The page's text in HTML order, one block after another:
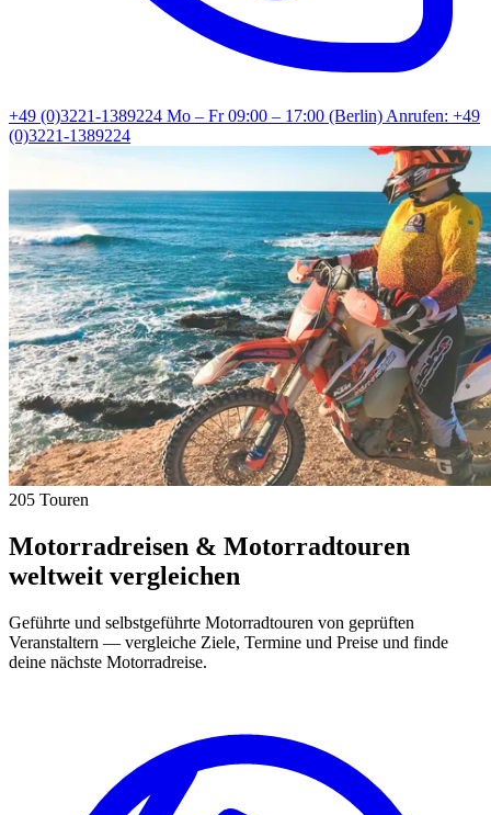
+49 (0)3221-1389224 Mo – Fr 09:00 – 17:00 (Berlin)Anrufen: +49
(0)3221-1389224
205 Touren
Motorradreisen & Motorradtouren
weltweit vergleichen
Geführte und selbstgeführte Motorradtouren von geprüften
Veranstaltern — vergleiche Ziele, Termine und Preise und finde
deine nächste Motorradreise.